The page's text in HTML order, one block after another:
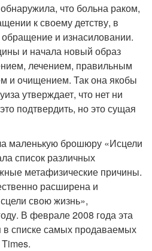
что больна раком,
к своему детству, в
и изнасиловании.
и начала новый образ
лечением, правильным
и очищением. Так она якобы
утверждает, что нет ни
подтвердить, но это сущая
маленькую брошюру «Исцели
список различных
метафизические причины.
расширена и
свою жизнь»,
В феврале 2008 года эта
в списке самых продаваемых